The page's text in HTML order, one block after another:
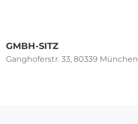
GMBH-SITZ
Ganghoferstr. 33, 80339 München